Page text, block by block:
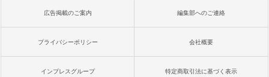
広告掲載のご案内 編集部へのご連絡
プライバシーポリシー 会社概要
インプレスグループ 特定商取引法に基づく表示